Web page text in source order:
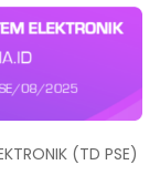
(TD PSE)